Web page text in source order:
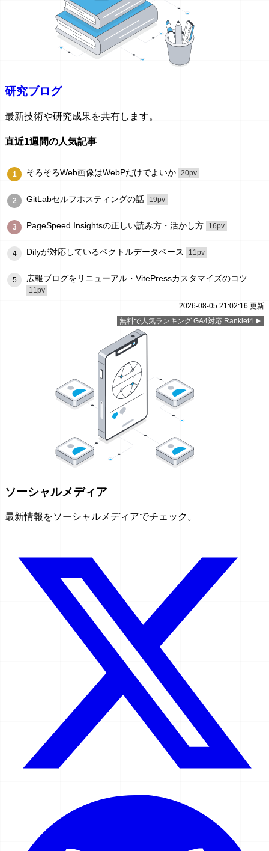
研究ブログ
最新技術や研究成果を共有します。
直近1週間の人気記事
1 そろそろWeb画像はWebPだけでよいか 20pv
2 GitLabセルフホスティングの話 19pv
3 PageSpeed Insightsの正しい読み方・活かし方 16pv
4 Difyが対応しているベクトルデータベース 11pv
5 広報ブログをリニューアル・VitePressカスタマイズのコツ
11pv
2026-08-05 21:02:16 更新
無料で人気ランキング GA4対応 Ranklet4
ソーシャルメディア
最新情報をソーシャルメディアでチェック。